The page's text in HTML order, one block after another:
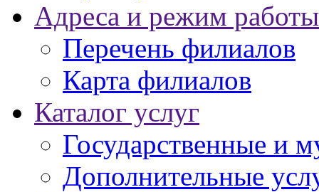
Адреса и режим работы
Перечень филиалов
Карта филиалов
Каталог услуг
Государственные и
Дополнительные